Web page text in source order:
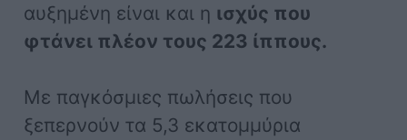
αυξημένη είναι και η ισχύς που
φτάνει πλέον τους 223 ίππους.
Με παγκόσμιες πωλήσεις που
ξεπερνούν τα 5,3 εκατομμύρια